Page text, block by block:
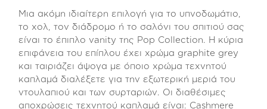
Μια ακόμη ιδιαίτερη επιλογή για το υπνοδωμάτιο,
το χολ, τον διάδρομο ή το σαλόνι του σπιτιού σας
είναι το έπιπλο vanity της Pop Collection. Η κύρια
επιφάνεια του επίπλου έχει χρώμα graphite grey
και ταιριάζει άψογα με όποιο χρώμα τεχνητού
καπλαμά διαλέξετε για την εξωτερική μεριά του
ντουλαπιού και των συρταριών. Οι διαθέσιμες
αποχρώσεις τεχνητού καπλαμά είναι: Cashmere